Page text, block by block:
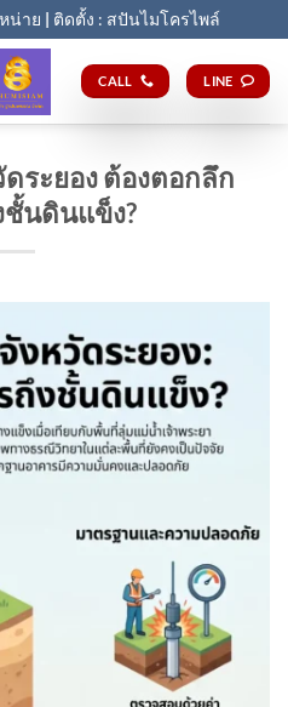
น่าย | ติดตั้ง : สปันไมโครไพล์
CALL LINE
ระยอง ต้องตอกลึก
ชั้นดินแข็ง?